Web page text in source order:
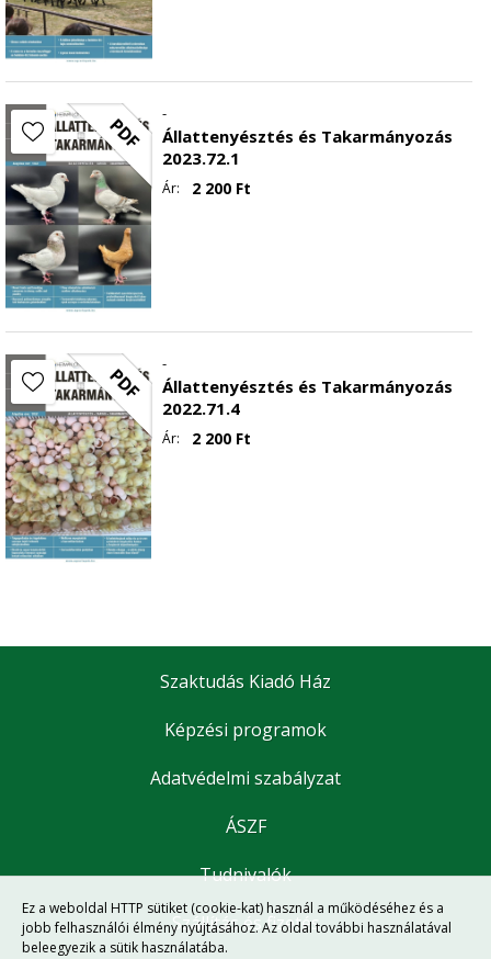
PDF -
Állattenyésztés és Takarmányozás
2023.72.1
Ár: 2 200 Ft
PDF -
Állattenyésztés és Takarmányozás
2022.71.4
Ár: 2 200Ft
Szaktudás Kiadó Ház
Képzési programok
Adatvédelmi szabályzat
ÁSZF
Tudnivalók
Szállítás és fizetés
Ez a weboldal HTTP sütiket (cookie-kat) használ a működéséhez és a
jobb felhasználói élmény nyújtásához. Az oldal további használatával
beleegyezik a sütik használatába.